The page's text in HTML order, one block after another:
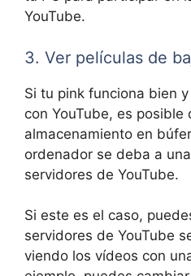
YouTube.
3. Ver películas de
Si tu pink funciona bien
con YouTube, es posible
almacenamiento en
ordenador se deba a
servidores de YouTube.
Si este es el caso,
servidores de YouTube
viendo los vídeos con